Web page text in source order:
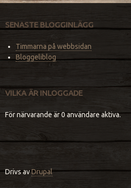
SENASTE BLOGGINLÄGG
Timmarna på webbsidan
Bloggeliblog
VILKA ÄR INLOGGADE
För närvarande är 0 användare aktiva.
Drivs avDrupal